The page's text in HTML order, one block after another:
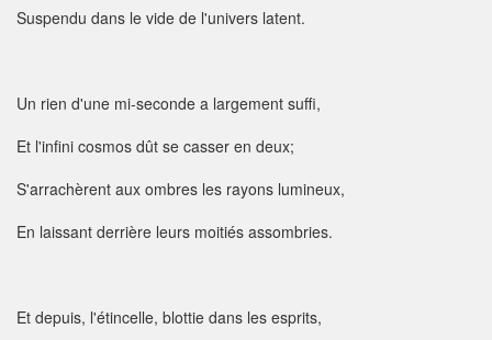
Suspendu dans le vide de l'univers latent.
Un rien d'une mi-seconde a largement suffi,
Et l'infini cosmos dût se casser en deux;
S'arrachèrent aux ombres les rayons lumineux,
En laissant derrière leurs moitiés assombries.
Et depuis, l'étincelle, blottie dans les esprits,